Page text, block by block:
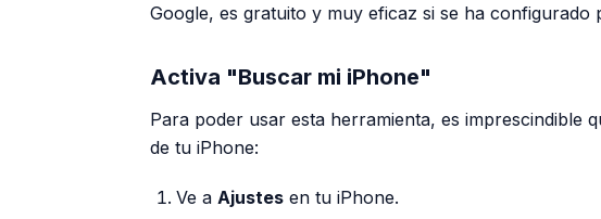
Google, es gratuito y muy eficaz si se ha configurado
Activa "Buscar mi iPhone"
Para poder usar esta herramienta, es imprescindible
de tu iPhone:
Ve a Ajustes en tu iPhone.